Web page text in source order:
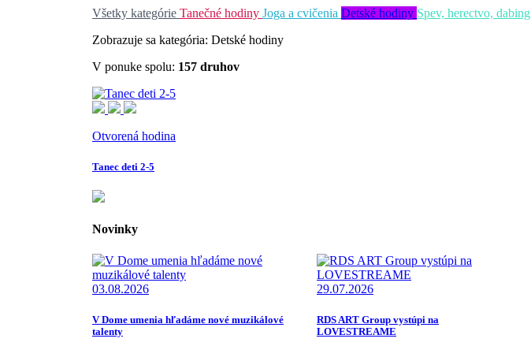
Všetky kategórie Tanečné hodiny Joga a cvičenia Detské hodiny Spev, herectvo, dabing
Zobrazuje sa kategória: Detské hodiny
V ponuke spolu: 157 druhov
Otvorená hodina
Tanec deti 2-5
Novinky
03.08.2026
V Dome umenia hľadáme nové muzikálové
talenty
29.07.2026
RDS ART Group vystúpi na
LOVESTREAME